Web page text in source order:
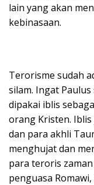
lain yang akan
kebinasaan.
Terorisme sudah
silam. Ingat
dipakai iblis
orang Kristen.
dan para akhli
menghujat dan
para teroris
penguasa